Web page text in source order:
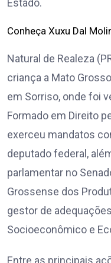
Estado.
Conheça Xuxu Dal
Natural de Realeza
criança a Mato
em Sorriso, onde foi
Formado em Direito
exerceu mandatos
deputado federal,
parlamentar no
Grossense dos
gestor de
Socioeconômico e
Entre as principais